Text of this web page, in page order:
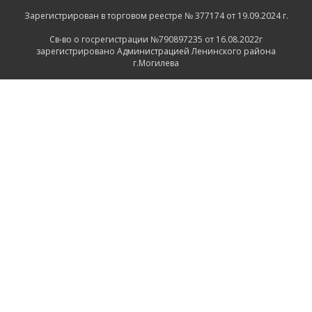
Зарегистрирован в торговом реестре № 377174 от 19.09.2024 г.
Св-во о госрегистрации №790897235 от 16.08.2022г
зарегистрировано Администрацией Ленинского района
г.Могилева